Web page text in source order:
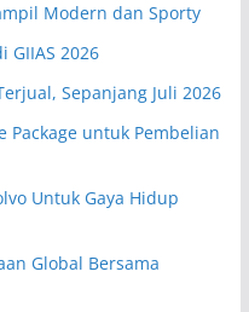
Modern dan Sporty
GIIAS 2026
Sepanjang Juli 2026
Package untuk Pembelian
Untuk Gaya Hidup
Global Bersama